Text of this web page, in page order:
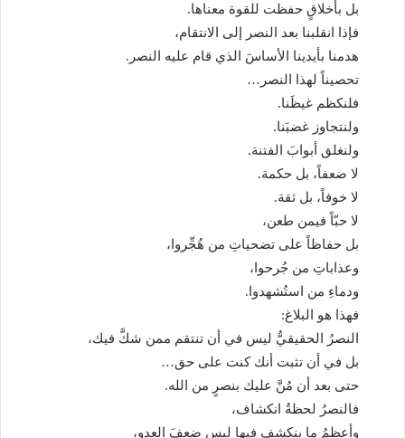
بل بأخلاقٍ حفظت للقوة معناها.
فإذا انقلبنا بعد النصر إلى الانتقام،
هدمنا بأيدينا الأساسَ الذي قام عليه النصر.
تحصيناً لهذا النصر…
فلنكظم غيظَنا.
ولنتجاوز غضبَنا.
ولنغلق أبوابَ الفتنة.
لا ضعفاً، بل حكمة.
لا خوفاً، بل ثقة.
لا حبّاً فيمن طعن،
بل حفاظاً على تضحياتِ من هُجِّروا،
وعذاباتِ من جُرحوا،
ودماءِ من استُشهدوا.
فهذا هو البلاغ:
النصرُ الحقيقيُّ ليس في أن تنتقم ممن شكَّ فيك،
بل في أن تثبت أنك كنت على حق…
حتى بعد أن مُنَّ عليك بنصرٍ من الله.
فالنصرُ لحظةُ انكشاف،
وأعظمُ ما ينكشف فيها ليس ضعفَ العدو،